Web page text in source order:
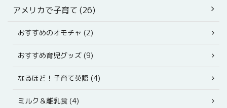
アメリカで子育て (26)
おすすめのオモチャ (2)
おすすめ育児グッズ (9)
なるほど！子育て英語 (4)
ミルク＆離乳食 (4)